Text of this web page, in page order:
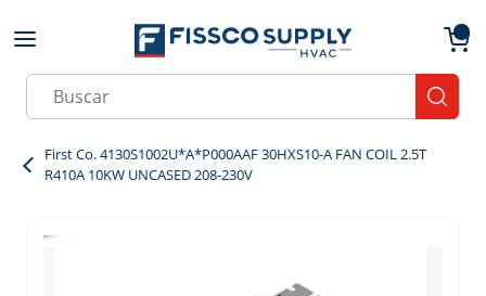
Skip to main content
Site Search
First Co. 4130S1002U*A*P000AAF 30HXS10-A FAN COIL 2.5T
R410A 10KW UNCASED 208-230V